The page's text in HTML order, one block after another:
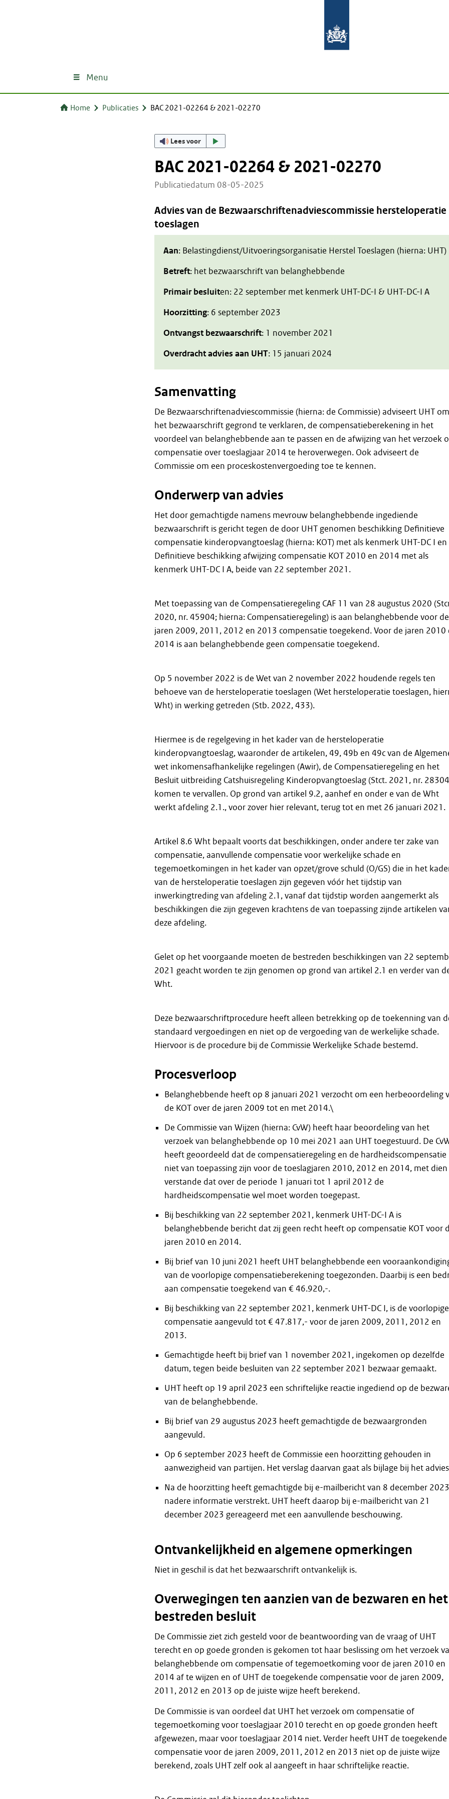
Menu
Home Publicaties BAC 2021-02264 & 2021-02270
Lees voor
BAC 2021-02264 & 2021-02270
Publicatiedatum 08-05-2025
Advies van de Bezwaarschriftenadviescommissie hersteloperatie
toeslagen
Aan: Belastingdienst/Uitvoeringsorganisatie Herstel Toeslagen (hierna: UHT)
Betreft: het bezwaarschrift van belanghebbende
Primair besluiten: 22 september met kenmerk UHT-DC-I & UHT-DC-I A
Hoorzitting: 6 september 2023
Ontvangst bezwaarschrift: 1 november 2021
Overdracht advies aan UHT: 15 januari 2024
Samenvatting
De Bezwaarschriftenadviescommissie (hierna: de Commissie) adviseert UHT om
het bezwaarschrift gegrond te verklaren, de compensatieberekening in het
voordeel van belanghebbende aan te passen en de afwijzing van het verzoek
compensatie over toeslagjaar 2014 te heroverwegen. Ook adviseert de
Commissie om een proceskostenvergoeding toe te kennen.
Onderwerp van advies
Het door gemachtigde namens mevrouw belanghebbende ingediende
bezwaarschrift is gericht tegen de door UHT genomen beschikking Definitieve
compensatie kinderopvangtoeslag (hierna: KOT) met als kenmerk UHT-DC I en
Definitieve beschikking afwijzing compensatie KOT 2010 en 2014 met als
kenmerk UHT-DC I A, beide van 22 september 2021.
Met toepassing van de Compensatieregeling CAF 11 van 28 augustus 2020
2020, nr. 45904; hierna: Compensatieregeling) is aan belanghebbende voor de
jaren 2009, 2011, 2012 en 2013 compensatie toegekend. Voor de jaren 2010
2014 is aan belanghebbende geen compensatie toegekend.
Op 5 november 2022 is de Wet van 2 november 2022 houdende regels ten
behoeve van de hersteloperatie toeslagen (Wet hersteloperatie toeslagen,
Wht) in werking getreden (Stb. 2022, 433).
Hiermee is de regelgeving in het kader van de hersteloperatie
kinderopvangtoeslag, waaronder de artikelen, 49, 49b en 49c van de
wet inkomensafhankelijke regelingen (Awir), de Compensatieregeling en het
Besluit uitbreiding Catshuisregeling Kinderopvangtoeslag (Stct. 2021, nr.
komen te vervallen. Op grond van artikel 9.2, aanhef en onder e van de Wht
werkt afdeling 2.1., voor zover hier relevant, terug tot en met 26 januari 2021.
Artikel 8.6 Wht bepaalt voorts dat beschikkingen, onder andere ter zake van
compensatie, aanvullende compensatie voor werkelijke schade en
tegemoetkomingen in het kader van opzet/grove schuld (O/GS) die in het
van de hersteloperatie toeslagen zijn gegeven vóór het tijdstip van
inwerkingtreding van afdeling 2.1, vanaf dat tijdstip worden aangemerkt als
beschikkingen die zijn gegeven krachtens de van toepassing zijnde artikelen
deze afdeling.
Gelet op het voorgaande moeten de bestreden beschikkingen van 22
2021 geacht worden te zijn genomen op grond van artikel 2.1 en verder van
Wht.
Deze bezwaarschriftprocedure heeft alleen betrekking op de toekenning van
standaard vergoedingen en niet op de vergoeding van de werkelijke schade.
Hiervoor is de procedure bij de Commissie Werkelijke Schade bestemd.
Procesverloop
Belanghebbende heeft op 8 januari 2021 verzocht om een herbeoordeling
de KOT over de jaren 2009 tot en met 2014.\
De Commissie van Wijzen (hierna: CvW) heeft haar beoordeling van het
verzoek van belanghebbende op 10 mei 2021 aan UHT toegestuurd. De
heeft geoordeeld dat de compensatieregeling en de hardheidscompensatie
niet van toepassing zijn voor de toeslagjaren 2010, 2012 en 2014, met dien
verstande dat over de periode 1 januari tot 1 april 2012 de
hardheidscompensatie wel moet worden toegepast.
Bij beschikking van 22 september 2021, kenmerk UHT-DC-I A is
belanghebbende bericht dat zij geen recht heeft op compensatie KOT voor
jaren 2010 en 2014.
Bij brief van 10 juni 2021 heeft UHT belanghebbende een
van de voorlopige compensatieberekening toegezonden. Daarbij is een
aan compensatie toegekend van € 46.920,-.
Bij beschikking van 22 september 2021, kenmerk UHT-DC I, is de voorlopige
compensatie aangevuld tot € 47.817,- voor de jaren 2009, 2011, 2012 en
2013.
Gemachtigde heeft bij brief van 1 november 2021, ingekomen op dezelfde
datum, tegen beide besluiten van 22 september 2021 bezwaar gemaakt.
UHT heeft op 19 april 2023 een schriftelijke reactie ingediend op de
van de belanghebbende.
Bij brief van 29 augustus 2023 heeft gemachtigde de bezwaargronden
aangevuld.
Op 6 september 2023 heeft de Commissie een hoorzitting gehouden in
aanwezigheid van partijen. Het verslag daarvan gaat als bijlage bij het
Na de hoorzitting heeft gemachtigde bij e-mailbericht van 8 december 2023
nadere informatie verstrekt. UHT heeft daarop bij e-mailbericht van 21
december 2023 gereageerd met een aanvullende beschouwing.
Ontvankelijkheid en algemene opmerkingen
Niet in geschil is dat het bezwaarschrift ontvankelijk is.
Overwegingen ten aanzien van de bezwaren en het
bestreden besluit
De Commissie ziet zich gesteld voor de beantwoording van de vraag of UHT
terecht en op goede gronden is gekomen tot haar beslissing om het verzoek
belanghebbende om compensatie of tegemoetkoming voor de jaren 2010 en
2014 af te wijzen en of UHT de toegekende compensatie voor de jaren 2009,
2011, 2012 en 2013 op de juiste wijze heeft berekend.
De Commissie is van oordeel dat UHT het verzoek om compensatie of
tegemoetkoming voor toeslagjaar 2010 terecht en op goede gronden heeft
afgewezen, maar voor toeslagjaar 2014 niet. Verder heeft UHT de toegekende
compensatie voor de jaren 2009, 2011, 2012 en 2013 niet op de juiste wijze
berekend, zoals UHT zelf ook al aangeeft in haar schriftelijke reactie.